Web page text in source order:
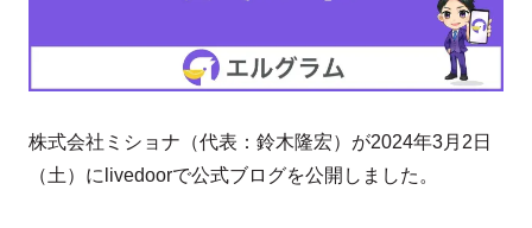
株式会社ミショナ（代表：鈴木隆宏）が2024年3月2日
（土）にlivedoorで公式ブログを公開しました。